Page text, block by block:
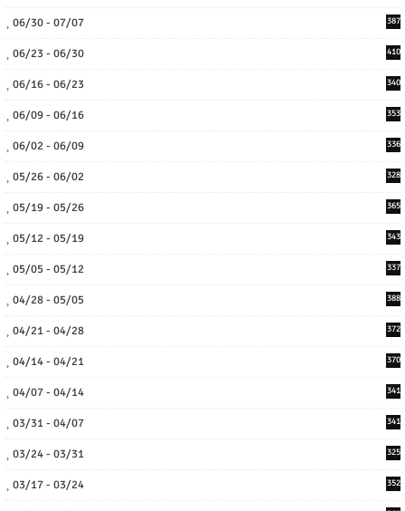
06/30 - 07/07 387
06/23 - 06/30 410
06/16 - 06/23 340
06/09 - 06/16 353
06/02 - 06/09 336
05/26 - 06/02 328
05/19 - 05/26 365
05/12 - 05/19 343
05/05 - 05/12 337
04/28 - 05/05 388
04/21 - 04/28 372
04/14 - 04/21 370
04/07 - 04/14 341
03/31 - 04/07 341
03/24 - 03/31 325
03/17 - 03/24 352